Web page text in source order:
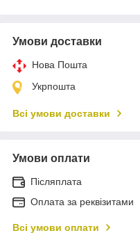
Умови доставки
Нова Пошта
Укрпошта
Всі умови доставки
Умови оплати
Післяплата
Оплата за реквізитами
Всі умови оплати